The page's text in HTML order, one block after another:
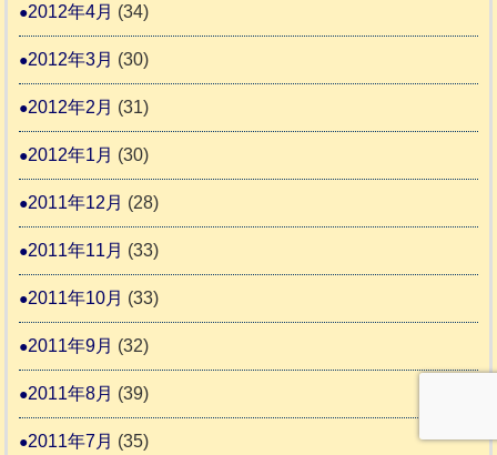
2012年4月 (34)
2012年3月 (30)
2012年2月 (31)
2012年1月 (30)
2011年12月 (28)
2011年11月 (33)
2011年10月 (33)
2011年9月 (32)
2011年8月 (39)
2011年7月 (35)